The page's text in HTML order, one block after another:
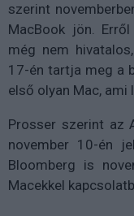
szerint
MacBook jön.
még nem
17-én tartja meg a
első olyan Mac,
Prosser szerint az
november 10-én
Bloomberg is
Macekkel